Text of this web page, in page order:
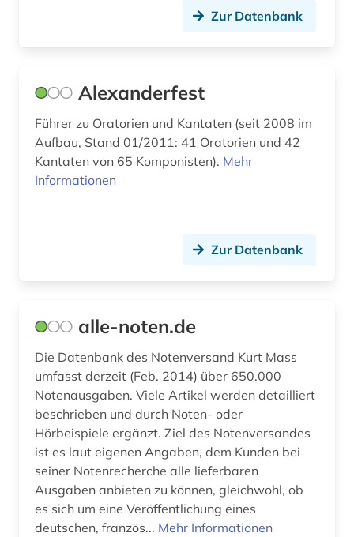
erster weltkrieg (1)
erzählung (1)
ethnomusik (4)
europa (2)
evangelisches gesangbuch (2)
evolutionary computation (1)
fachdidaktik (1)
fachinformationsdienst (1)
familie (3)
fanzine (1)
fernsehen (1)
fernsehprogramm (1)
Zur Datenbank
Alexanderfest
Führer zu Oratorien und Kantaten (seit 2008 im
Aufbau, Stand 01/2011: 41 Oratorien und 42
Kantaten von 65 Komponisten). Mehr
Informationen
Zur Datenbank
alle-noten.de
Die Datenbank des Notenversand Kurt Mass
umfasst derzeit (Feb. 2014) über 650.000
Notenausgaben. Viele Artikel werden detailliert
beschrieben und durch Noten- oder
Hörbeispiele ergänzt. Ziel des Notenversandes
ist es laut eigenen Angaben, dem Kunden bei
seiner Notenrecherche alle lieferbaren
Ausgaben anbieten zu können, gleichwohl, ob
es sich um eine Veröffentlichung eines
deutschen, französ... Mehr Informationen